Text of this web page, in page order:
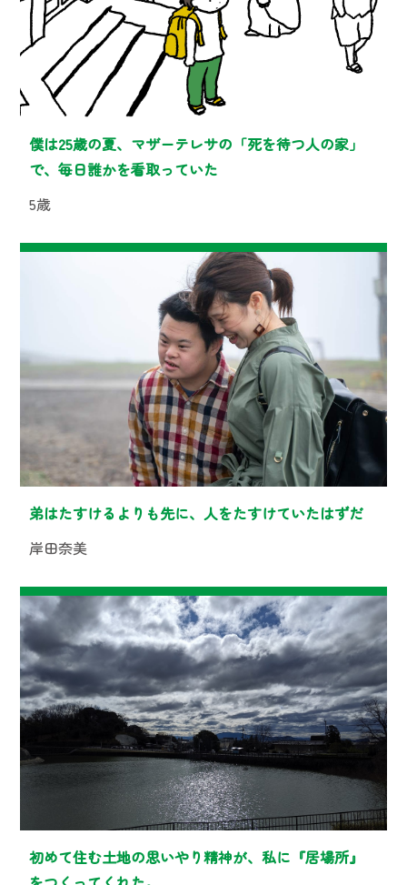
僕は25歳の夏、マザーテレサの「死を待つ人の家」
で、毎日誰かを看取っていた
5歳
弟はたすけるよりも先に、人をたすけていたはずだ
岸田奈美
初めて住む土地の思いやり精神が、私に『居場所』